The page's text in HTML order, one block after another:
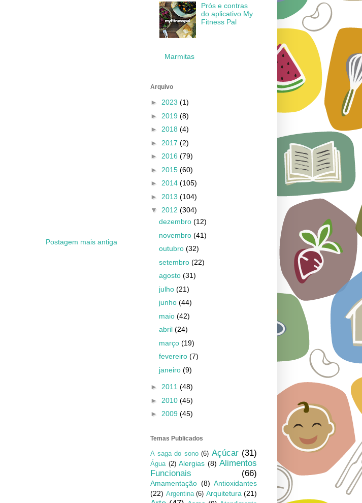
Postagem mais antiga
Prós e contras
do aplicativo My
Fitness Pal
Marmitas
Arquivo
► 2023 (1)
► 2019 (8)
► 2018 (4)
► 2017 (2)
► 2016 (79)
► 2015 (60)
► 2014 (105)
► 2013 (104)
▼ 2012 (304)
dezembro (12)
novembro (41)
outubro (32)
setembro (22)
agosto (31)
julho (21)
junho (44)
maio (42)
abril (24)
março (19)
fevereiro (7)
janeiro (9)
► 2011 (48)
► 2010 (45)
► 2009 (45)
Temas Publicados
A saga do sono (6) Açúcar (31)
Água (2) Alergias (8) Alimentos
Funcionais
(66)
Amamentação (8) Antioxidantes
(22) Argentina (6) Arquitetura (21)